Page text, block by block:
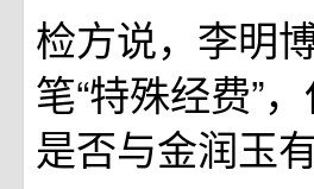
检方说，李明
笔“特殊经费”
是否与金润玉有